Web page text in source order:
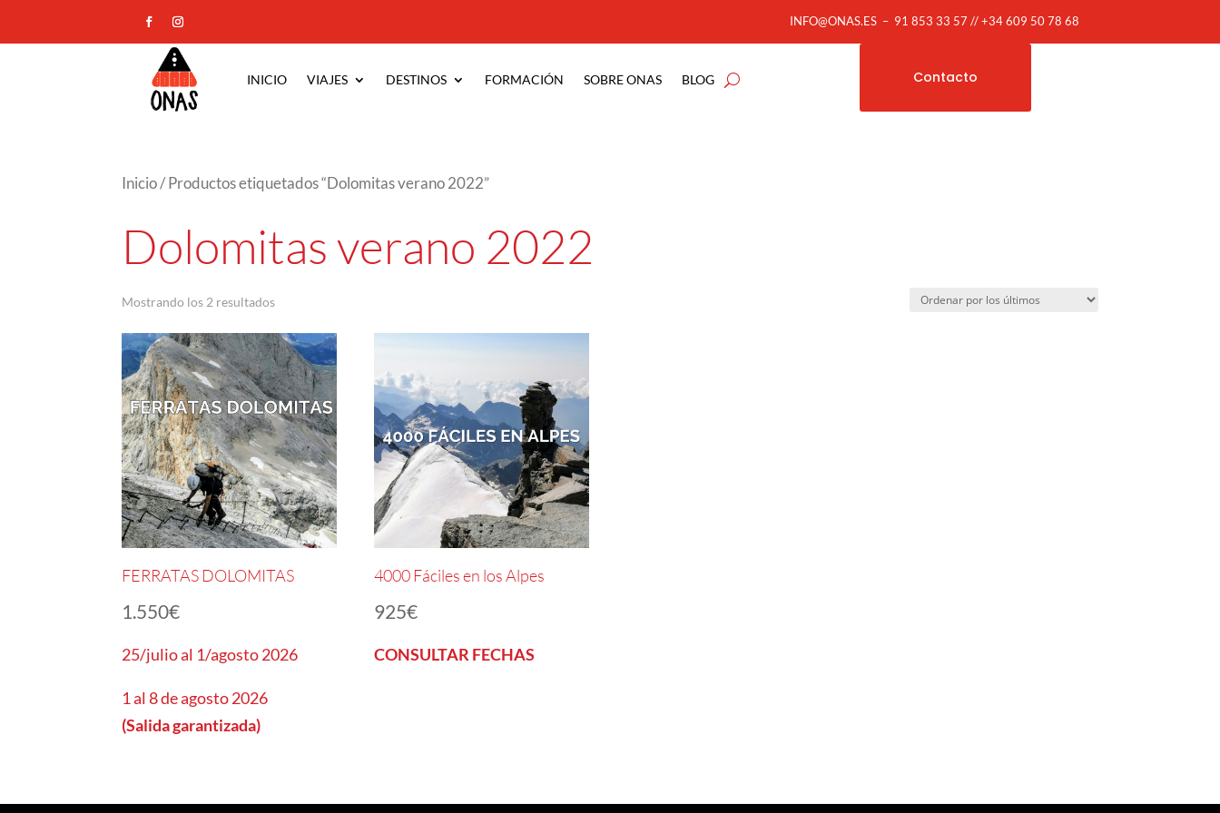
INFO@ONAS.ES – 91 853 33 57 // +34 609 50 78 68
INICIO VIAJES DESTINOS FORMACIÓN SOBRE ONAS BLOG Contacto
Inicio/ Productos etiquetados “Dolomitas verano 2022”
Dolomitas verano 2022
Mostrando los 2 resultadosOrdenado
por
los
últimos
FERRATAS DOLOMITAS
1.550€
25/julio al 1/agosto 2026
1 al 8 de agosto 2026
(Salida garantizada)
4000 Fáciles en los Alpes
925€
CONSULTAR FECHAS